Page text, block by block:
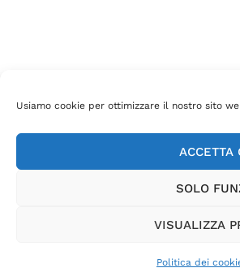
Usiamo cookie per ottimizzare il nostro sito
ACCETTA
SOLO
VISUALIZZA
Politica dei